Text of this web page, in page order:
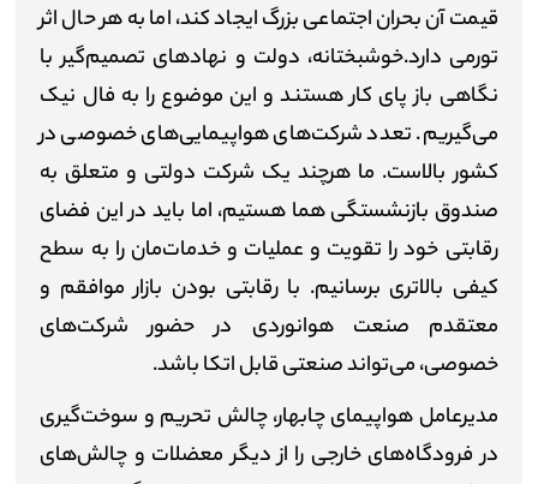
قیمت آن بحران اجتماعی بزرگ ایجاد کند، اما به هر حال اثر
تورمی دارد.خوشبختانه، دولت و نهادهای تصمیم‌گیر با
نگاهی باز پای کار هستند و این موضوع را به فال نیک
می‌گیریم. تعدد شرکت‌های هواپیمایی‌های خصوصی در
کشور بالاست. ما هرچند یک شرکت دولتی و متعلق به
صندوق بازنشستگی هما هستیم، اما باید در این فضای
رقابتی خود را تقویت و عملیات و خدمات‌مان را به سطح
کیفی بالاتری برسانیم. با رقابتی بودن بازار موافقم و
معتقدم صنعت هوانوردی در حضور شرکت‌های
خصوصی، می‌تواند صنعتی قابل اتکا باشد.
مدیرعامل هواپیمای چابهار، چالش تحریم و سوخت‌گیری
در فرودگاه‌های خارجی را از دیگر معضلات و چالش‌های